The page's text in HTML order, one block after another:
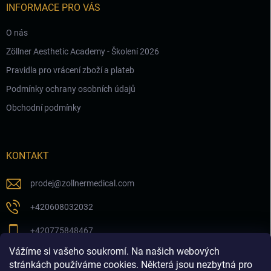
Vážíme si vašeho soukromí. Na našich webových
stránkách používáme cookies. Některá jsou nezbytná pro
INFORMACE PRO VÁS
O nás
Zöllner Aesthetic Academy - Školení 2026
Pravidla pro vrácení zboží a plateb
Podmínky ochrany osobních údajů
Obchodní podmínky
KONTAKT
prodej@zollnermedical.com
+420608032032
+420775848467
Sledujte nás na našem FB profilu